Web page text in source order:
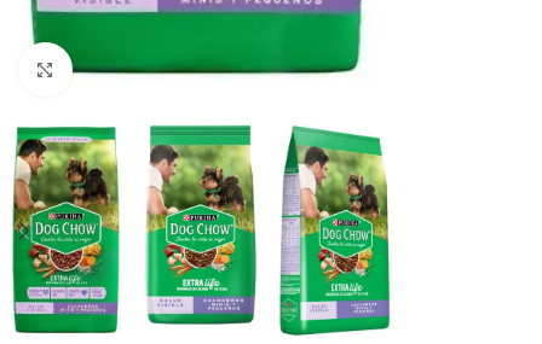
Haga clic para ampliar